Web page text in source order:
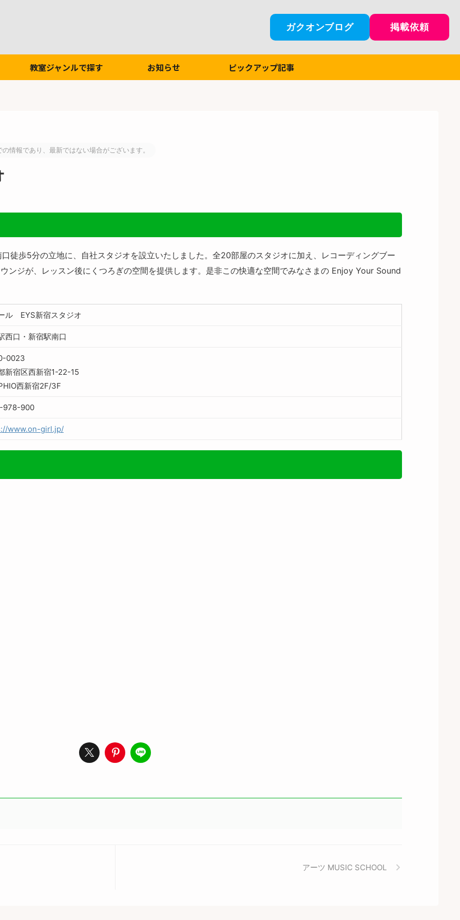
ガクオンブログ 掲載依頼
教室ジャンルで探す お知らせ ピックアップ記事
情報であり、最新ではない場合がございます。
徒歩5分の立地に、自社スタジオを設立いたしました。全20部屋のスタジオに加え、レコーディングブー
ンジが、レッスン後にくつろぎの空間を提供します。是非この快適な空間でみなさまの Enjoy Your Sound
ル EYS新宿スタジオ
西口・新宿駅南口
0023
新宿区西新宿1-22-15
西新宿2F/3F
978-900
www.on-girl.jp/
アーツ MUSIC SCHOOL